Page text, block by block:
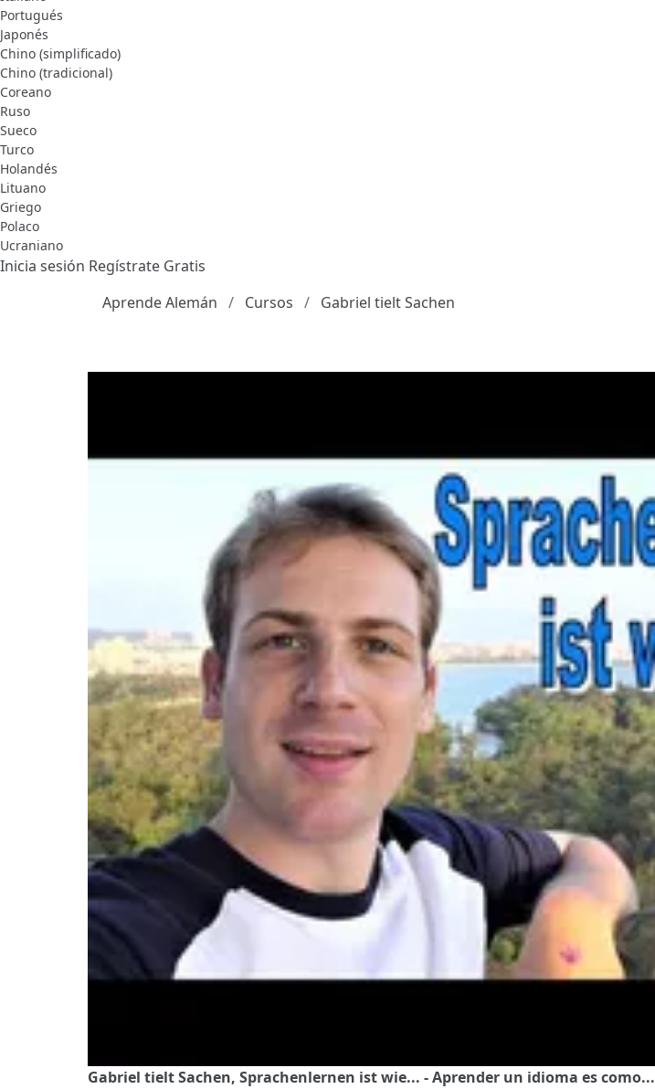
Portugués
Japonés
Chino (simplificado)
Chino (tradicional)
Coreano
Ruso
Sueco
Turco
Holandés
Lituano
Griego
Polaco
Ucraniano
Inicia sesión Regístrate Gratis
Aprende Alemán
Cursos Gabriel tielt Sachen
Gabriel tielt Sachen, Sprachenlernen ist wie... - Aprender un idioma es como...